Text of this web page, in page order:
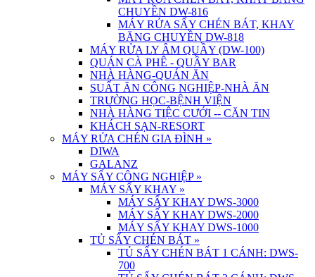
CHUYỀN DW-816
MÁY RỬA SẤY CHÉN BÁT, KHAY
BĂNG CHUYỀN DW-818
MÁY RỬA LY ÂM QUẦY (DW-100)
QUÁN CÀ PHÊ - QUẦY BAR
NHÀ HÀNG-QUÁN ĂN
SUẤT ĂN CÔNG NGHIỆP-NHÀ ĂN
TRƯỜNG HỌC-BỆNH VIỆN
NHÀ HÀNG TIỆC CƯỚI -- CĂN TIN
KHÁCH SẠN-RESORT
MÁY RỬA CHÉN GIA ĐÌNH »
DIWA
GALANZ
MÁY SẤY CÔNG NGHIỆP »
MÁY SẤY KHAY »
MÁY SẤY KHAY DWS-3000
MÁY SẤY KHAY DWS-2000
MÁY SẤY KHAY DWS-1000
TỦ SẤY CHÉN BÁT »
TỦ SẤY CHÉN BÁT 1 CÁNH: DWS-
700